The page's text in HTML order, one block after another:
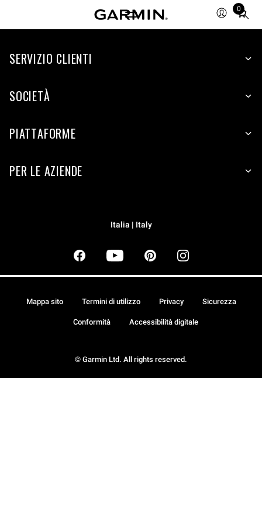
0
Total
items
cart:
SERVIZIO CLIENTI
SOCIETÀ
PIATTAFORME
PER LE AZIENDE
Italia | Italy
© Garmin Ltd. All rights reserved.
Mappa sito Termini di utilizzo Privacy Sicurezza
Conformità Accessibilità digitale